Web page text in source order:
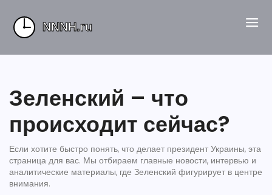
Зеленский – что
происходит сейчас?
Если хотите быстро понять, что делает президент Украины, эта
страница для вас. Мы отбираем главные новости, интервью и
аналитические материалы, где Зеленский фигурирует в центре
внимания.